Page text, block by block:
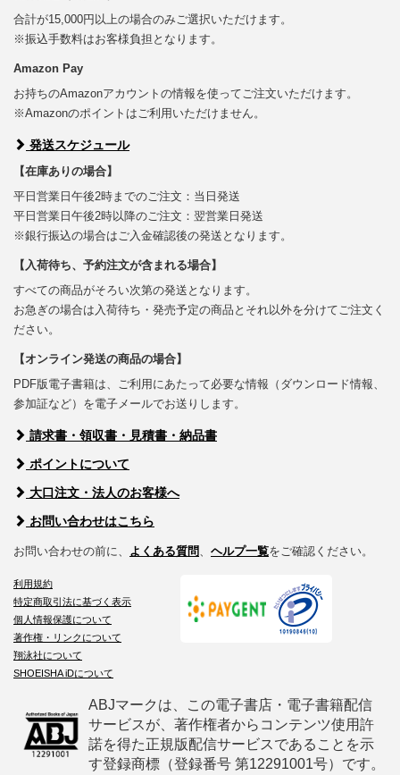
合計が15,000円以上の場合のみご選択いただけます。
※振込手数料はお客様負担となります。
Amazon Pay
お持ちのAmazonアカウントの情報を使ってご注文いただけます。
※Amazonのポイントはご利用いただけません。
発送スケジュール
【在庫ありの場合】
平日営業日午後2時までのご注文：当日発送
平日営業日午後2時以降のご注文：翌営業日発送
※銀行振込の場合はご入金確認後の発送となります。
【入荷待ち、予約注文が含まれる場合】
すべての商品がそろい次第の発送となります。
お急ぎの場合は入荷待ち・発売予定の商品とそれ以外を分けてご注文く
ださい。
【オンライン発送の商品の場合】
PDF版電子書籍は、ご利用にあたって必要な情報（ダウンロード情報、
参加証など）を電子メールでお送りします。
請求書・領収書・見積書・納品書
ポイントについて
大口注文・法人のお客様へ
お問い合わせはこちら
お問い合わせの前に、 よくある質問、 ヘルプ一覧をご確認ください。
利用規約
特定商取引法に基づく表示
個人情報保護について
著作権・リンクについて
翔泳社について
SHOEISHA iDについて
ABJマークは、この電子書店・電子書籍配信
サービスが、著作権者からコンテンツ使用許
諾を得た正規版配信サービスであることを示
す登録商標（登録番号 第12291001号）です。